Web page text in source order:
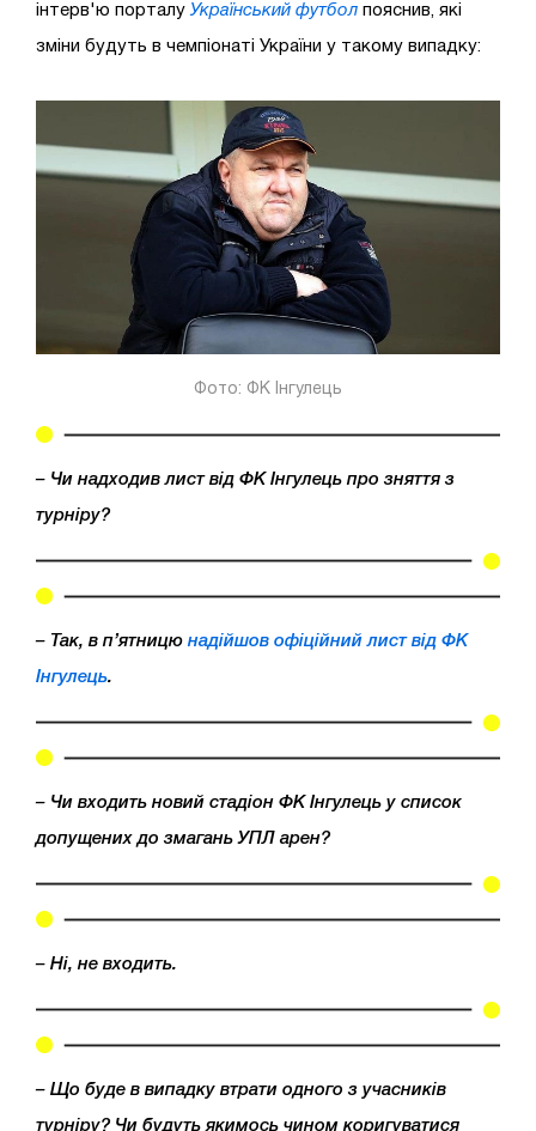
інтерв'ю порталу Український футбол пояснив, які
зміни будуть в чемпіонаті України у такому випадку:
Фото: ФК Інгулець
– Чи надходив лист від ФК Інгулець про зняття з
турніру?
– Так, в п’ятницю надійшов офіційний лист від ФК
Інгулець.
– Чи входить новий стадіон ФК Інгулець у список
допущених до змагань УПЛ арен?
– Ні, не входить.
– Що буде в випадку втрати одного з учасників
турніру? Чи будуть якимось чином коригуватися